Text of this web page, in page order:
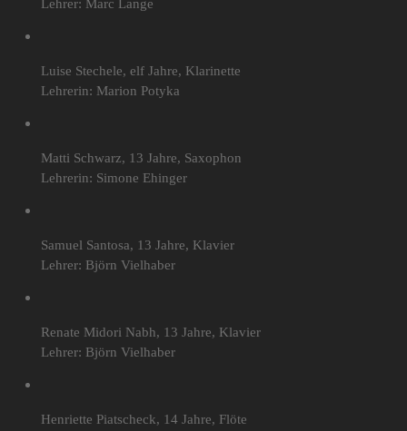
Lehrer: Marc Lange
Luise Stechele, elf Jahre, Klarinette
Lehrerin: Marion Potyka
Matti Schwarz, 13 Jahre, Saxophon
Lehrerin: Simone Ehinger
Samuel Santosa, 13 Jahre, Klavier
Lehrer: Björn Vielhaber
Renate Midori Nabh, 13 Jahre, Klavier
Lehrer: Björn Vielhaber
Henriette Piatscheck, 14 Jahre, Flöte